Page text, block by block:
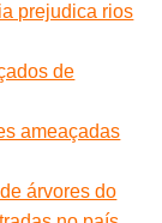
prejudica rios
de
ameaçadas
árvores do